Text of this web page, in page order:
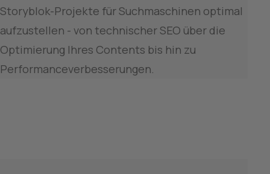
Storyblok-Projekte für Suchmaschinen optimal
aufzustellen - von technischer SEO über die
Optimierung Ihres Contents bis hin zu
Performanceverbesserungen.